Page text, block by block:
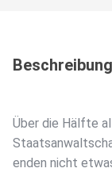
Beschreibung
Über die Hälfte
enden nicht